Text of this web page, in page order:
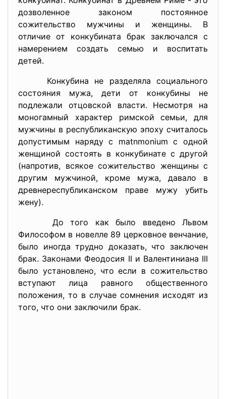
дозволенное законом постоянное
сожительство мужчины и женщины. В
отличие от конкубината брак заключался с
намерением создать семью и воспитать
детей.
Конкубина не разделяла социального
состояния мужа, дети от конкубины не
подлежали отцовской власти. Несмотря на
моногамный характер римской семьи, для
мужчины в республиканскую эпоху считалось
допустимым наряду с matnmonium с одной
женщиной состоять в конкубинате с другой
(напротив, всякое сожительство женщины с
другим мужчиной, кроме мужа, давало в
древнереспубликанском праве мужу убить
жену).
До того как было введено Львом
Философом в новелле 89 церковное венчание,
было иногда трудно доказать, что заключен
брак. Законами Феодосия II и Валентиниана III
было установлено, что если в сожительство
вступают лица равного общественного
положения, то в случае сомнения исходят из
того, что они заключили брак.